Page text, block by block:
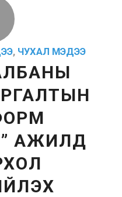
, ЧУХАЛ МЭДЭЭ
АЖИЛД